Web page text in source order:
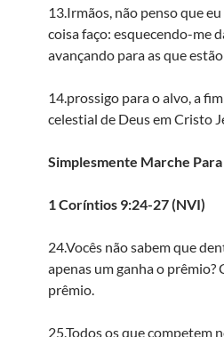
13.Irmãos, não penso que
coisa faço: esquecendo-me
avançando para as que
14.prossigo para o alvo, a
celestial de Deus em Cristo
Simplesmente Marche
1 Coríntios 9:24-27 (NVI)
24.Vocês não sabem que
apenas um ganha o
prêmio.
25.Todos os que competem